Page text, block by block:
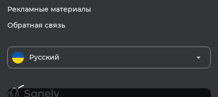
Рекламные материалы
Обратная связь
Русский